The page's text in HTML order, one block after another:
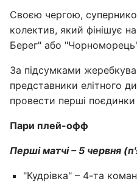
Своєю чергою,
колектив, який фінішує
Берег" або
За підсумками
представники елітного
провести перші
Пари плей-офф
Перші матчі – 5 червня
"Кудрівка" – 4-та